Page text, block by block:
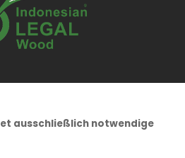
ausschließlich notwendige